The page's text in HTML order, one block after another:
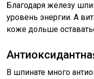
Благодаря железу
уровень энергии. А
коже дольше
В шпинате много